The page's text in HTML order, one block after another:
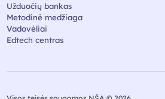
Užduočių bankas
Metodinė medžiaga
Vadovėliai
Edtech centras